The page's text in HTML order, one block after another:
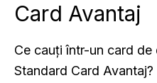
Card Avantaj
Ce cauți într-un card
Standard Card